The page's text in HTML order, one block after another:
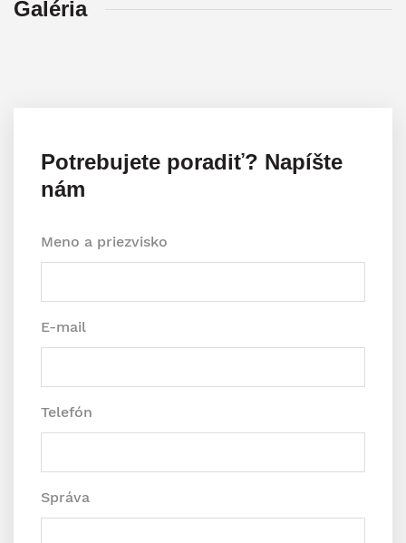
Galéria
Potrebujete poradiť? Napíšte
nám
Meno a priezvisko
E-mail
Telefón
Správa